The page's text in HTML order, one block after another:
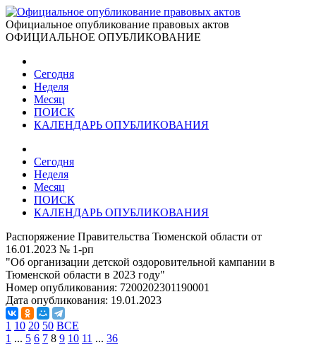
Официальное опубликование правовых актов
ОФИЦИАЛЬНОЕ ОПУБЛИКОВАНИЕ
Сегодня
Неделя
Месяц
ПОИСК
КАЛЕНДАРЬ ОПУБЛИКОВАНИЯ
Сегодня
Неделя
Месяц
ПОИСК
КАЛЕНДАРЬ ОПУБЛИКОВАНИЯ
Распоряжение Правительства Тюменской области от
16.01.2023 № 1-рп
"Об организации детской оздоровительной кампании в
Тюменской области в 2023 году"
Номер опубликования: 7200202301190001
Дата опубликования: 19.01.2023
1 10 20 50 ВСЕ
1 ... 5 6 7 8 9 10 11 ... 36